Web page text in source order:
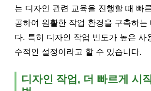
는 디자인 관련 교육을 진행할 때 빠
공하여 원활한 작업 환경을 구축하는
다. 특히 디자인 작업 빈도가 높은 사
수적인 설정이라고 할 수 있습니다.
디자인 작업, 더 빠르게 시